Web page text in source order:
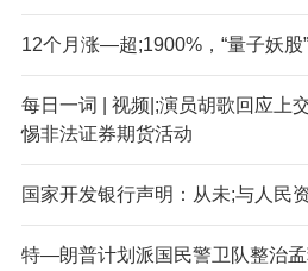
12个月涨—超;1900%，“量子妖股
每日一词 | 视频|;演员胡歌回应上
惕非法证券期货活动
国家开发银行声明：从未;与人民
特—朗普计划派国民警卫队整治